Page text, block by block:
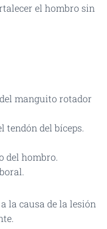
el hombro sin
manguito rotador
tendón del bíceps.
del hombro.
la causa de la lesión